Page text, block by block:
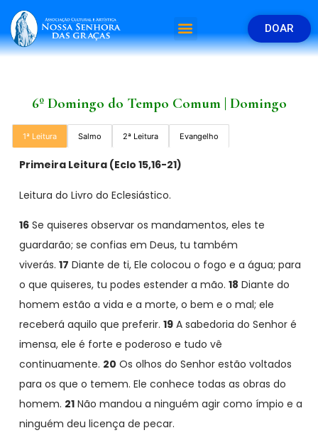
DOAR
6º Domingo do Tempo Comum | Domingo
1ª Leitura Salmo 2ª Leitura Evangelho
Primeira Leitura (Eclo 15,16-21)
Leitura do Livro do Eclesiástico.
16 Se quiseres observar os mandamentos, eles te
guardarão; se confias em Deus, tu também
viverás. 17 Diante de ti, Ele colocou o fogo e a água; para
o que quiseres, tu podes estender a mão. 18 Diante do
homem estão a vida e a morte, o bem e o mal; ele
receberá aquilo que preferir. 19 A sabedoria do Senhor é
imensa, ele é forte e poderoso e tudo vê
continuamente. 20 Os olhos do Senhor estão voltados
para os que o temem. Ele conhece todas as obras do
homem. 21 Não mandou a ninguém agir como ímpio e a
ninguém deu licença de pecar.